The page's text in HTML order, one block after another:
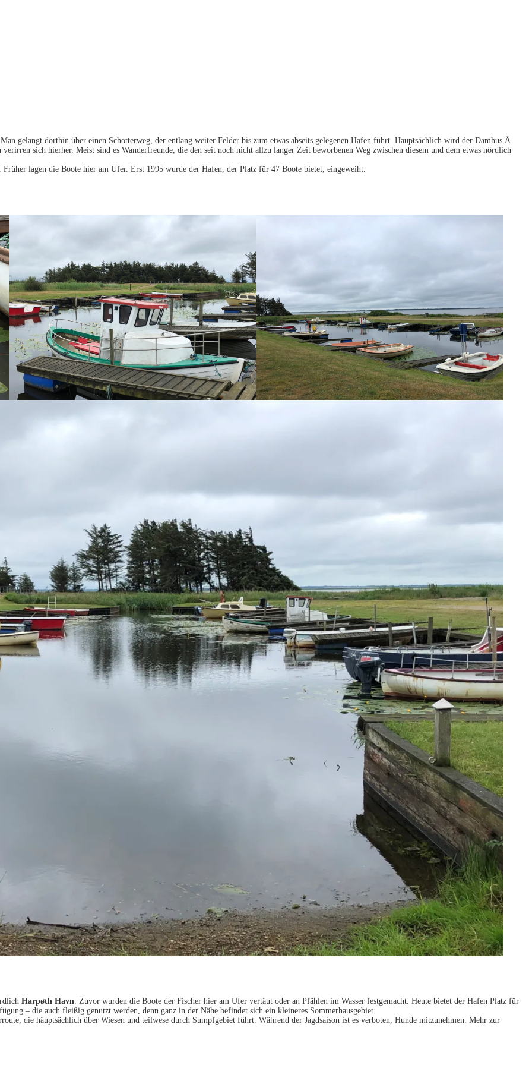
gelangt dorthin über einen Schotterweg, der entlang weiter Felder bis zum etwas abseits gelegenen Hafen führt. Hauptsächlich wird der Damhus Å
sich hierher. Meist sind es Wanderfreunde, die den seit noch nicht allzu langer Zeit beworbenen Weg zwischen diesem und dem etwas nördlich
lagen die Boote hier am Ufer. Erst 1995 wurde der Hafen, der Platz für 47 Boote bietet, eingeweiht.
Harpøth Havn. Zuvor wurden die Boote der Fischer hier am Ufer vertäut oder an Pfählen im Wasser festgemacht. Heute bietet der Hafen Platz für
– die auch fleißig genutzt werden, denn ganz in der Nähe befindet sich ein kleineres Sommerhausgebiet.
die häuptsächlich über Wiesen und teilwese durch Sumpfgebiet führt. Während der Jagdsaison ist es verboten, Hunde mitzunehmen. Mehr zur